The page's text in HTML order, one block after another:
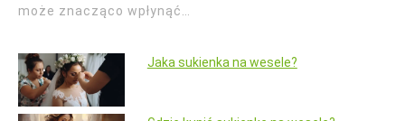
może znacząco wpłynąć…
Jaka sukienka na wesele?